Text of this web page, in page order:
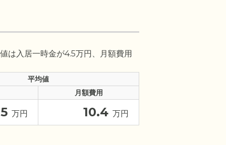
は入居一時金が4.5万円、月額費用
平均値
月額費用
万円 10.4 万円